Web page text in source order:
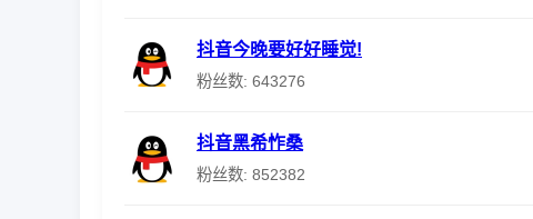
抖音今晚要好好睡觉!
粉丝数: 643276
抖音黑希怍桑
粉丝数: 852382